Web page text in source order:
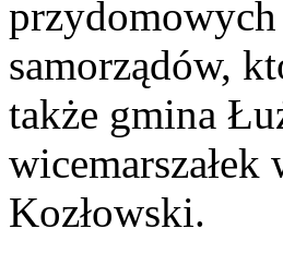
samorządów,
także gmina
Kozłowski.